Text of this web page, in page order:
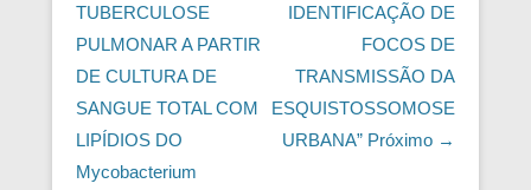
TUBERCULOSE
PULMONAR A PARTIR
DE CULTURA DE
SANGUE TOTAL COM
LIPÍDIOS DO
Mycobacterium
IDENTIFICAÇÃO DE
FOCOS DE
TRANSMISSÃO DA
ESQUISTOSSOMOSE
URBANA” Próximo →